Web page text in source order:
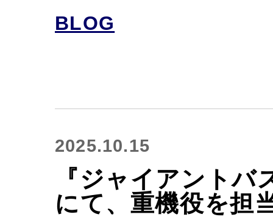
BLOG
2025.10.15
『ジャイアントバ
にて、重機役を担